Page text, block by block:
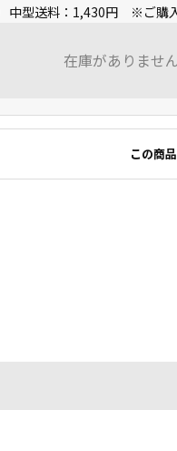
中型送料：1,430円 ※ご購入
在庫がありませ
この商